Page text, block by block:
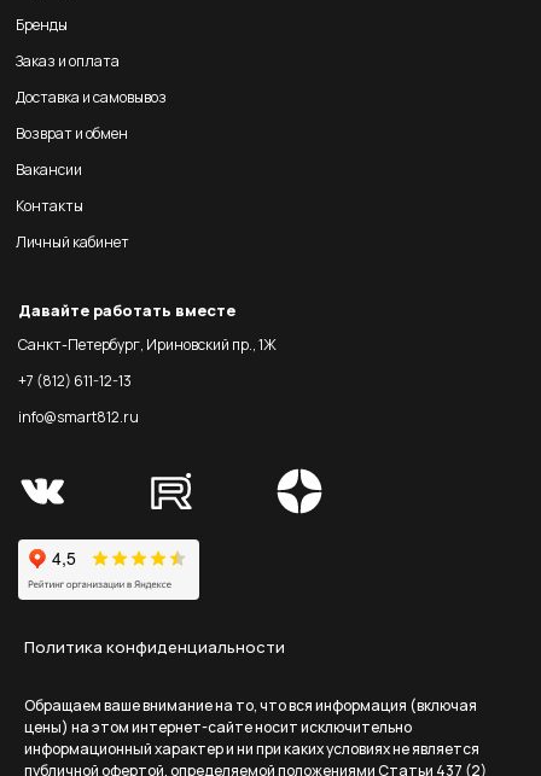
Бренды
Заказ и оплата
Доставка и самовывоз
Возврат и обмен
Вакансии
Контакты
Личный кабинет
Давайте работать вместе
Санкт-Петербург, Ириновский пр., 1Ж
+7 (812) 611-12-13
info@smart812.ru
Политика конфиденциальности
Обращаем ваше внимание на то, что вся информация (включая
цены) на этом интернет-сайте носит исключительно
информационный характер и ни при каких условиях не является
публичной офертой, определяемой положениями Статьи 437 (2)